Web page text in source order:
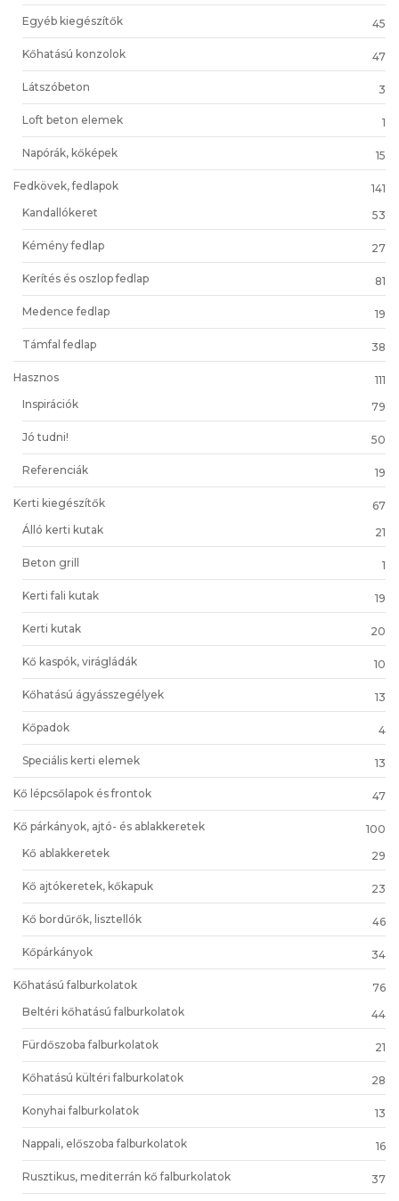
Egyéb kiegészítők 45
Kőhatású konzolok 47
Látszóbeton 3
Loft beton elemek 1
Napórák, kőképek 15
Fedkövek, fedlapok
141
Kandallókeret
53
Kémény fedlap 27
Kerítés és oszlop fedlap 81
Medence fedlap 19
Támfal fedlap 38
Hasznos
111
Inspirációk
79
Jó tudni! 50
Referenciák 19
Kerti kiegészítők
67
Álló kerti kutak
21
Beton grill 1
Kerti fali kutak 19
Kerti kutak 20
Kő kaspók, virágládák 10
Kőhatású ágyásszegélyek 13
Kőpadok 4
Speciális kerti elemek 13
Kő lépcsőlapok és frontok 47
Kő párkányok, ajtó- és ablakkeretek
100
Kő ablakkeretek
29
Kő ajtókeretek, kőkapuk 23
Kő bordűrők, lisztellók 46
Kőpárkányok 34
Kőhatású falburkolatok
76
Beltéri kőhatású falburkolatok
44
Fürdőszoba falburkolatok 21
Kőhatású kültéri falburkolatok 28
Konyhai falburkolatok 13
Nappali, előszoba falburkolatok 16
Rusztikus, mediterrán kő falburkolatok 37